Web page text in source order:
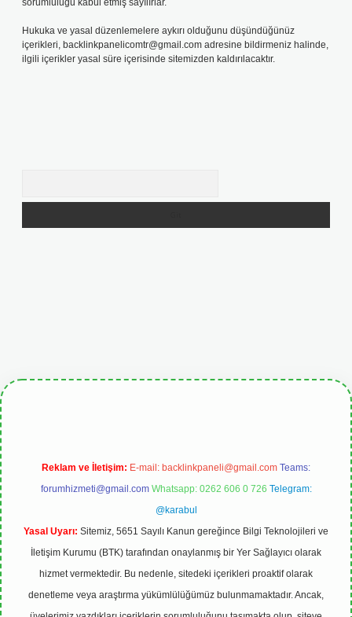
sorumluluğu kabul etmiş sayılırlar.
Hukuka ve yasal düzenlemelere aykırı olduğunu düşündüğünüz
içerikleri, backlinkpanelicomtr@gmail.com adresine bildirmeniz halinde,
ilgili içerikler yasal süre içerisinde sitemizden kaldırılacaktır.
Reklam ve İletişim: E-mail: backlinkpaneli@gmail.com Teams:
forumhizmeti@gmail.com Whatsapp: 0262 606 0 726 Telegram:
@karabul
Yasal Uyarı: Sitemiz, 5651 Sayılı Kanun gereğince Bilgi Teknolojileri ve
İletişim Kurumu (BTK) tarafından onaylanmış bir Yer Sağlayıcı olarak
hizmet vermektedir. Bu nedenle, sitedeki içerikleri proaktif olarak
denetleme veya araştırma yükümlülüğümüz bulunmamaktadır. Ancak,